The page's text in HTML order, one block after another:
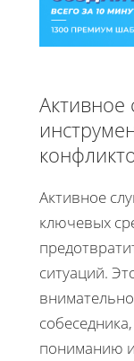
Активное
Активное
ключевых
ситуаций.
пониманию